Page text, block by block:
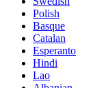
Polish
Basque
Catalan
Esperanto
Hindi
Lao